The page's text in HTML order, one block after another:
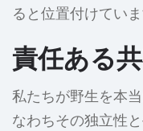
ると位置付けていま
責任ある
私たちが野生を本
なわちその独立性